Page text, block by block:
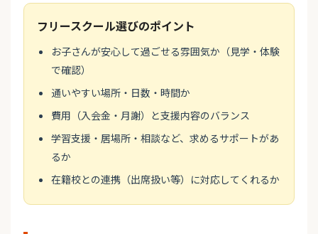
フリースクール選びのポイント
お子さんが安心して過ごせる雰囲気か（見学・体験
で確認）
通いやすい場所・日数・時間か
費用（入会金・月謝）と支援内容のバランス
学習支援・居場所・相談など、求めるサポートがあ
るか
在籍校との連携（出席扱い等）に対応してくれるか